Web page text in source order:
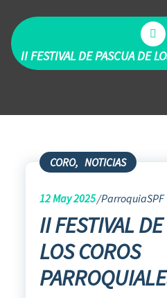
II FESTIVAL DE PASCUA DE
CORO, NOTICIAS
12May 2025 ParroquiaSPF
II FESTIVAL
LOS COROS